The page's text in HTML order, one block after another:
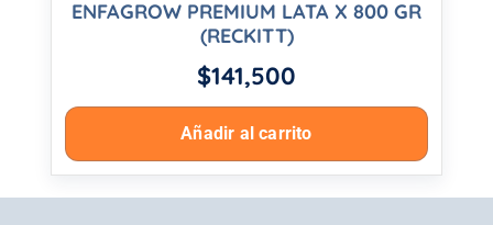
ENFAGROW PREMIUM LATA X 800 GR
(RECKITT)
$141,500
Añadir al carrito